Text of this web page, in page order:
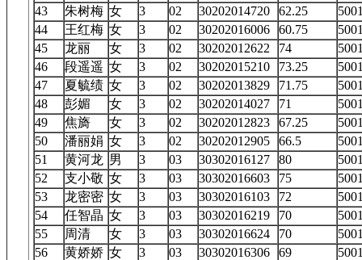
43
朱树梅 女 3 02 30202014720 62.25
44
王红梅 女 3 02 30202016006 60.75
45
龙丽 女 3 02 30202012622 74
46
段遥遥 女 3 02 30202015210 73.25
47
夏毓绩 女 3 02 30202013829 71.75
48
彭媚 女 3 02 30202014027 71
49
焦旖 女 3 02 30202012823 67.25
50
潘丽娟 女 3 02 30202012905 66.5
51
黄河龙 男 3 03 30302016127 80
52
支小敬 女 3 03 30302016603 75
53
龙密密 女 3 03 30302016103 72
54
任智晶 女 3 03 30302016219 70
55
周清 女 3 03 30302016624 70
56
黄娇娇 女 3 03 30302016306 69